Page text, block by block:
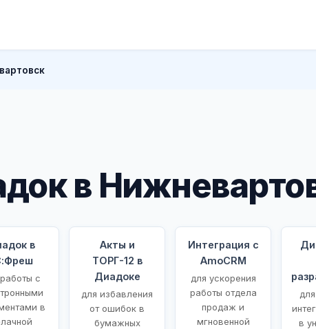
в
в
с
в
Акты и
ТОРГ-12 в
Диадоке
для избавления
от ошибок в
бумажных
Интеграция с
AmoCRM
для ускорения
работы отдела
продаж и
мгновенной
в